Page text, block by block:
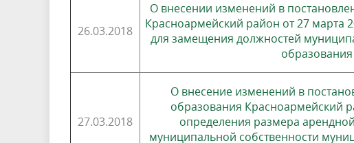
26.03.2018
О внесении изменений в
Красноармейский район от 27 марта
для замещения должностей
27.03.2018
О внесение изменений в
образования Красноармейский
определения размера
муниципальной собственности